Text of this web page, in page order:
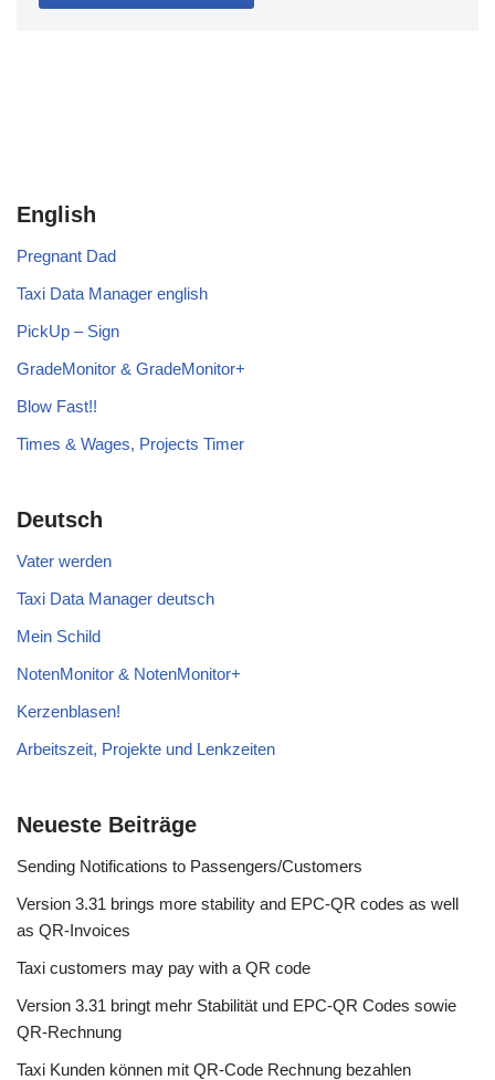
English
Pregnant Dad
Taxi Data Manager english
PickUp – Sign
GradeMonitor & GradeMonitor+
Blow Fast!!
Times & Wages, Projects Timer
Deutsch
Vater werden
Taxi Data Manager deutsch
Mein Schild
NotenMonitor & NotenMonitor+
Kerzenblasen!
Arbeitszeit, Projekte und Lenkzeiten
Neueste Beiträge
Sending Notifications to Passengers/Customers
Version 3.31 brings more stability and EPC-QR codes as well
as QR-Invoices
Taxi customers may pay with a QR code
Version 3.31 bringt mehr Stabilität und EPC-QR Codes sowie
QR-Rechnung
Taxi Kunden können mit QR-Code Rechnung bezahlen